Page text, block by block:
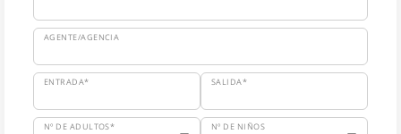
AGENTE/AGENCIA
ENTRADA* SALIDA*
Nº DE ADULTOS* Nº DE NIÑOS